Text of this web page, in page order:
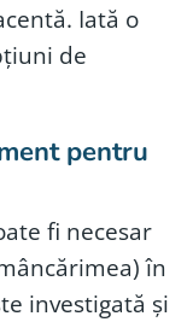
Iată o
de
pentru
fi necesar
în
investigată și